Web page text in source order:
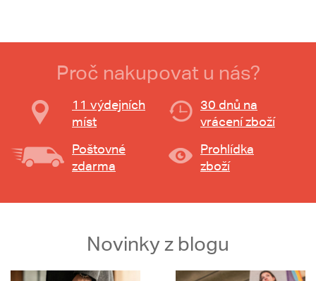
Proč nakupovat u nás?
11 výdejních
míst
30 dnů na
vrácení zboží
Poštovné
zdarma
Prohlídka
zboží
Novinky z blogu